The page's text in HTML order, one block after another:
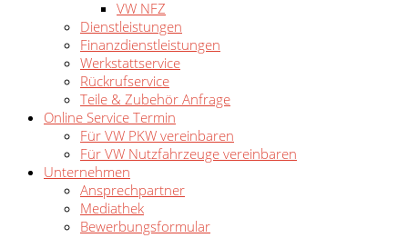
VW NFZ
Dienstleistungen
Finanzdienstleistungen
Werkstattservice
Rückrufservice
Teile & Zubehör Anfrage
Online Service Termin
Für VW PKW vereinbaren
Für VW Nutzfahrzeuge vereinbaren
Unternehmen
Ansprechpartner
Mediathek
Bewerbungsformular